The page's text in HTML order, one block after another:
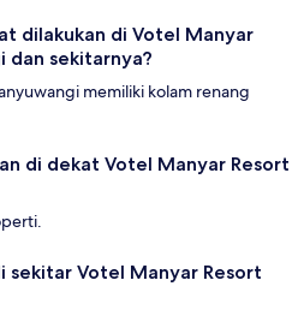
dilakukan di Votel Manyar
dan sekitarnya?
memiliki kolam renang
di dekat Votel Manyar Resort
sekitar Votel Manyar Resort